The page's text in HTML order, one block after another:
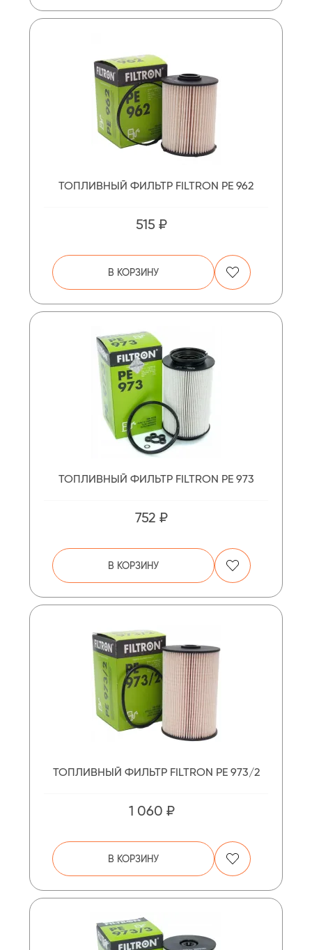
ТОПЛИВНЫЙ ФИЛЬТР FILTRON PE 962
515 ₽
В КОРЗИНУ
ТОПЛИВНЫЙ ФИЛЬТР FILTRON PE 973
752 ₽
В КОРЗИНУ
ТОПЛИВНЫЙ ФИЛЬТР FILTRON PE 973/2
1 060 ₽
В КОРЗИНУ